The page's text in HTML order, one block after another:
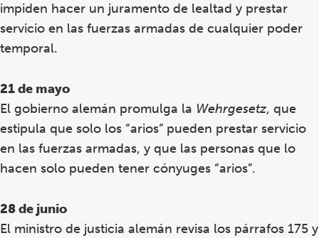
impiden hacer un juramento de lealtad y prestar
servicio en las fuerzas armadas de cualquier poder
temporal.
21 de mayo
El gobierno alemán promulga la Wehrgesetz, que
estipula que solo los “arios” pueden prestar servicio
en las fuerzas armadas, y que las personas que lo
hacen solo pueden tener cónyuges “arios”.
28 de junio
El ministro de justicia alemán revisa los párrafos 175 y